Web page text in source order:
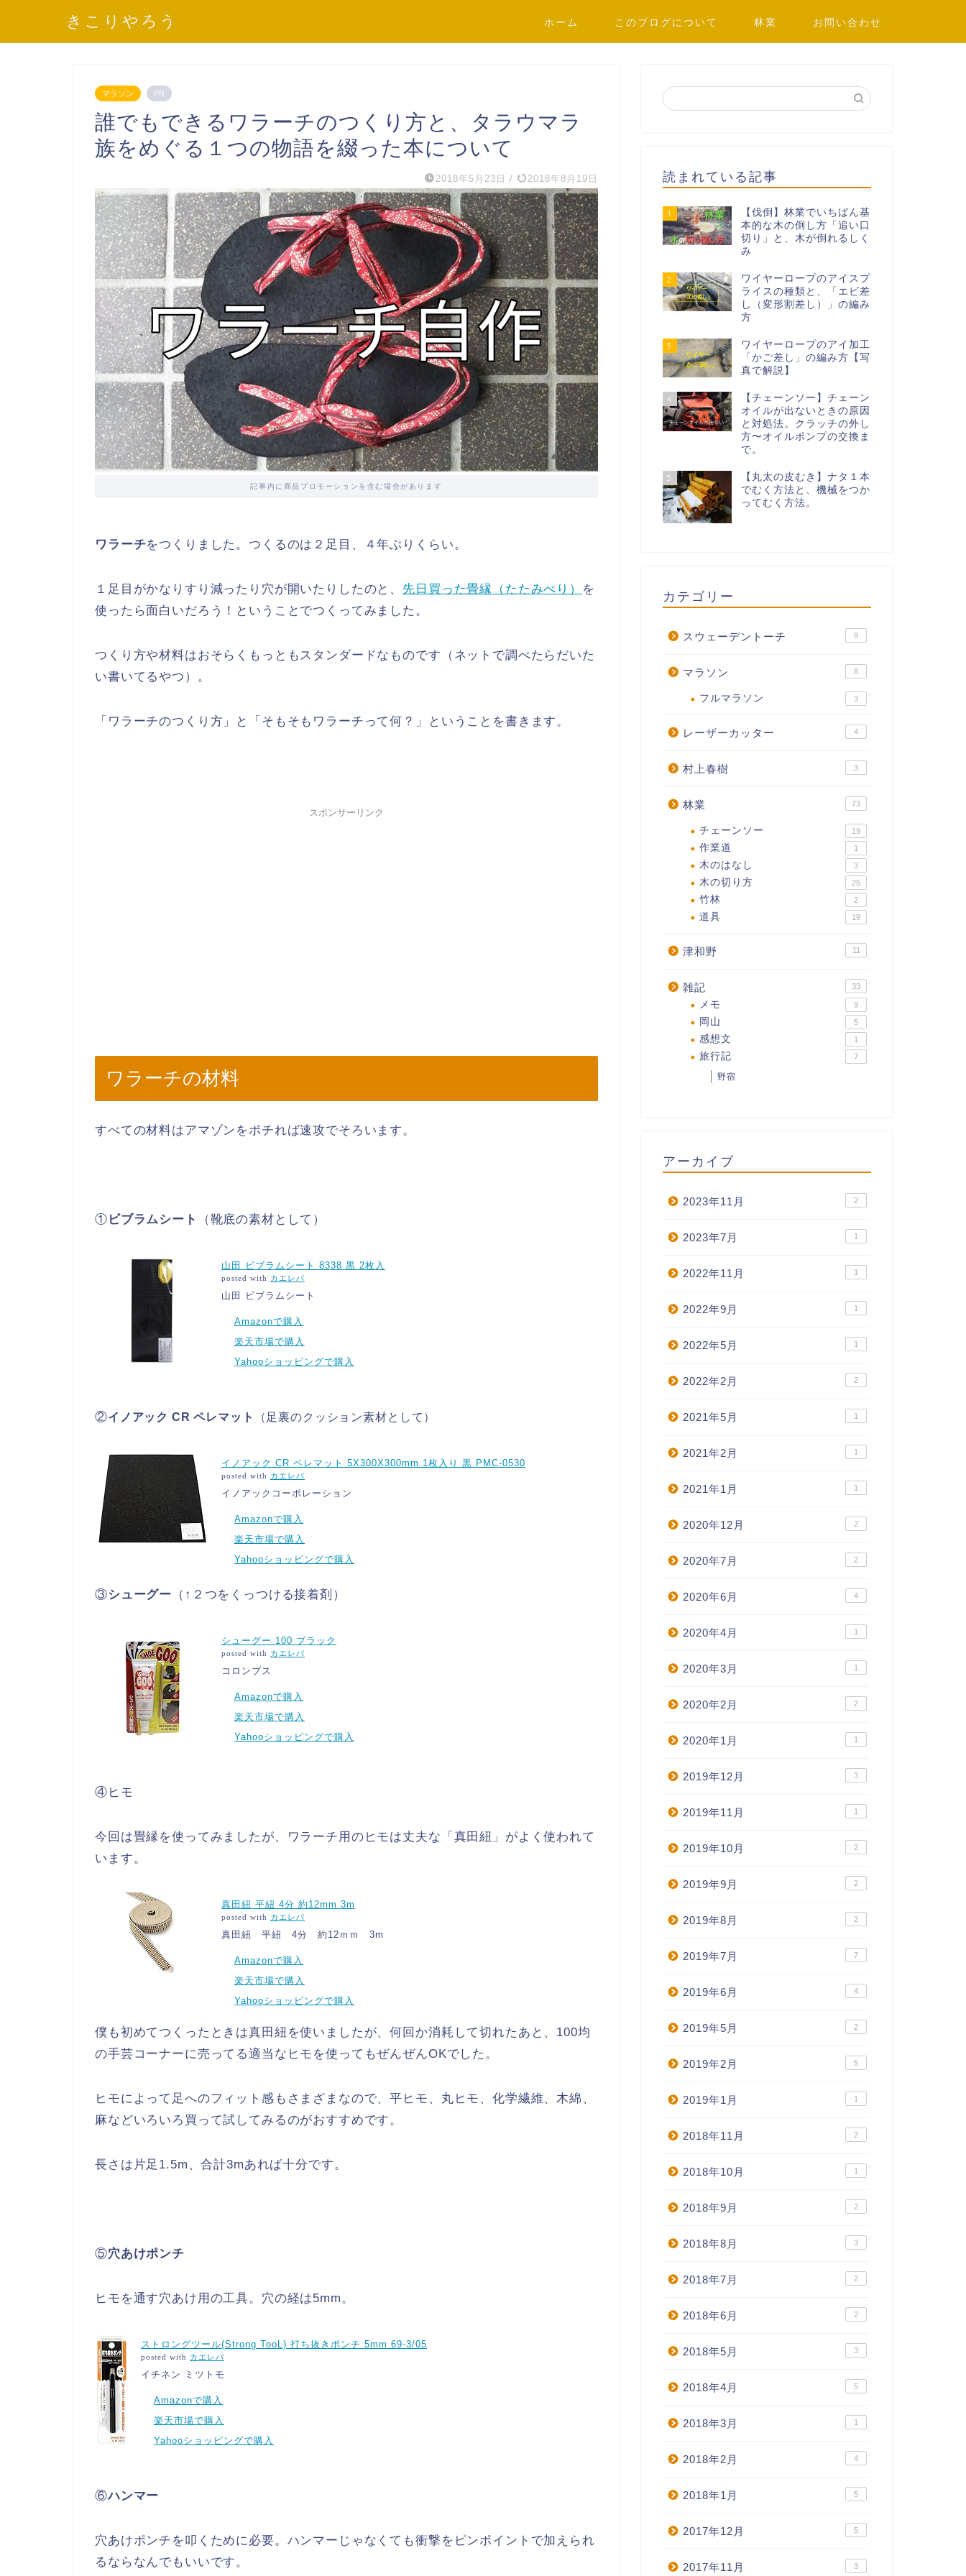
きこりやろう ホーム このブログについて 林業 お問い合わせ
マラソン PR
誰でもできるワラーチのつくり方と、タラウマラ
族をめぐる１つの物語を綴った本について
2018年5月23日 / 2018年8月19日
記事内に商品プロモーションを含む場合があります
ワラーチをつくりました。つくるのは２足目、４年ぶりくらい。
１足目がかなりすり減ったり穴が開いたりしたのと、 先日買った畳縁（たたみべり）
を
使ったら面白いだろう！ということでつくってみました。
つくり方や材料はおそらくもっともスタンダードなものです（ネットで調べたらだいた
い書いてるやつ）。
「ワラーチのつくり方」と「そもそもワラーチって何？」ということを書きます。
スポンサーリンク
ワラーチの材料
すべての材料はアマゾンをポチれば速攻でそろいます。
① ビブラムシート （靴底の素材として）
山田 ビブラムシート 8338 黒 2枚入
posted with カエレバ
山田 ビブラムシート
Amazonで購入
楽天市場で購入
Yahooショッピングで購入
②イノアック CR ペレマット （足裏のクッション素材として）
イノアック CR ペレマット 5X300X300mm 1枚入り 黒 PMC-0530
posted with カエレバ
イノアックコーポレーション
Amazonで購入
楽天市場で購入
Yahooショッピングで購入
③シューグー （↑２つをくっつける接着剤）
シューグー 100 ブラック
posted with カエレバ
コロンブス
Amazonで購入
楽天市場で購入
Yahooショッピングで購入
④ ヒモ
今回は畳縁を使ってみましたが、ワラーチ用のヒモは丈夫な「真田紐」がよく使われて
います。
真田紐 平紐 4分 約12mm 3m
posted with カエレバ
真田紐 平紐 4分 約12ｍｍ 3m
Amazonで購入
楽天市場で購入
Yahooショッピングで購入
僕も初めてつくったときは真田紐を使いましたが、何回か消耗して切れたあと、100均
の手芸コーナーに売ってる適当なヒモを使ってもぜんぜんOKでした。
ヒモによって足へのフィット感もさまざまなので、平ヒモ、丸ヒモ、化学繊維、木綿、
麻などいろいろ買って試してみるのがおすすめです。
長さは片足1.5m、合計3mあれば十分です。
⑤穴あけポンチ
ヒモを通す穴あけ用の工具。穴の経は5mm。
ストロングツール(Strong TooL) 打ち抜きポンチ 5mm 69-3/05
posted with カエレバ
イチネン ミツトモ
Amazonで購入
楽天市場で購入
Yahooショッピングで購入
⑥ハンマー
穴あけポンチを叩くために必要。ハンマーじゃなくても衝撃をピンポイントで加えられ
るならなんでもいいです。
読まれている記事
1
【伐倒】林業でいちばん基
本的な木の倒し方「追い口
切り」と、木が倒れるしく
み
2
ワイヤーロープのアイスプ
ライスの種類と、「エビ差
し（変形割差し）」の編み
方
3
ワイヤーロープのアイ加工
「かご差し」の編み方【写
真で解説】
4
【チェーンソー】チェーン
オイルが出ないときの原因
と対処法。クラッチの外し
方〜オイルポンプの交換ま
で。
5
【丸太の皮むき】ナタ１本
でむく方法と、機械をつか
ってむく方法。
カテゴリー
スウェーデントーチ 9
マラソン 8
フルマラソン 3
レーザーカッター 4
村上春樹 3
林業 73
チェーンソー 19
作業道 1
木のはなし 3
木の切り方 25
竹林 2
道具 19
津和野 11
雑記 33
メモ 9
岡山 5
感想文 1
旅行記 7
野宿
アーカイブ
2023年11月 2
2023年7月 1
2022年11月 1
2022年9月 1
2022年5月 1
2022年2月 2
2021年5月 1
2021年2月 1
2021年1月 1
2020年12月 2
2020年7月 2
2020年6月 4
2020年4月 1
2020年3月 1
2020年2月 2
2020年1月 1
2019年12月 3
2019年11月 1
2019年10月 2
2019年9月 2
2019年8月 2
2019年7月 7
2019年6月 4
2019年5月 2
2019年2月 5
2019年1月 1
2018年11月 2
2018年10月 1
2018年9月 2
2018年8月 3
2018年7月 2
2018年6月 2
2018年5月 3
2018年4月 5
2018年3月 1
2018年2月 4
2018年1月 5
2017年12月 5
2017年11月 3